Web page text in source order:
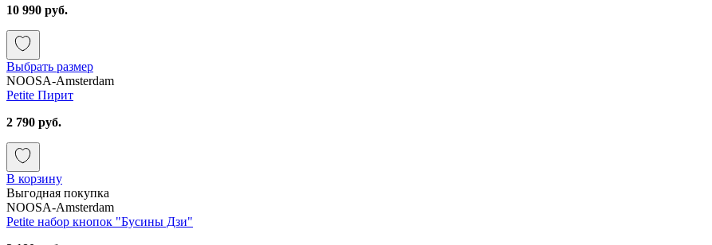
10 990 руб.
Выбрать размер
NOOSA-Amsterdam
Petite Пирит
2 790 руб.
В корзину
Выгодная покупка
NOOSA-Amsterdam
Petite набор кнопок "Бусины Дзи"